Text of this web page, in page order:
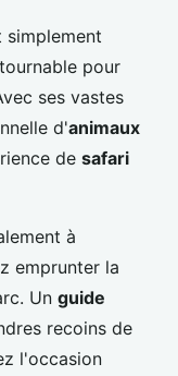
simplement
pour
ses vastes
d'animaux
de safari
à
emprunter la
Un guide
recoins de
l'occasion